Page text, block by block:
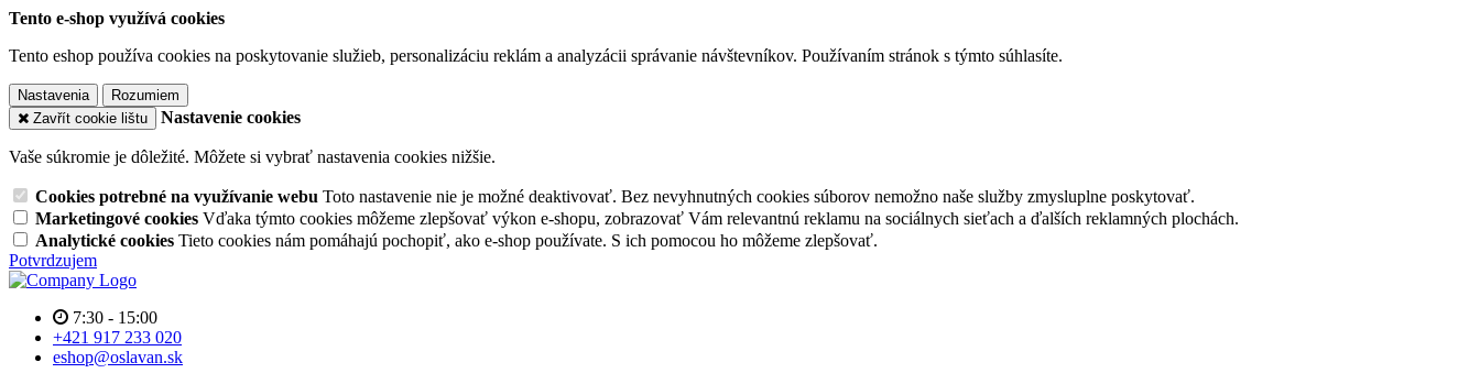
Tento e-shop využívá cookies
Tento eshop používa cookies na poskytovanie služieb, personalizáciu reklám a analyzácii správanie návštevníkov. Používaním stránok s týmto súhlasíte.
Nastavenia
Rozumiem
Zavřít cookie lištu
Nastavenie cookies
Vaše súkromie je dôležité. Môžete si vybrať nastavenia cookies nižšie.
Cookies potrebné na využívanie webu Toto nastavenie nie je možné deaktivovať. Bez nevyhnutných cookies súborov nemožno naše služby zmysluplne poskytovať.
Marketingové cookies Vďaka týmto cookies môžeme zlepšovať výkon e-shopu, zobrazovať Vám relevantnú reklamu na sociálnych sieťach a ďalších reklamných plochách.
Analytické cookies Tieto cookies nám pomáhajú pochopiť, ako e-shop používate. S ich pomocou ho môžeme zlepšovať.
Potvrdzujem
7:30 - 15:00
+421 917 233 020
eshop@oslavan.sk